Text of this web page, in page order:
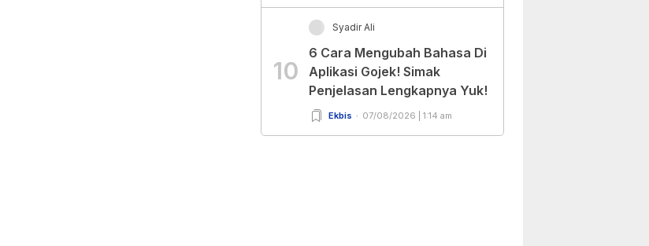
10
Syadir Ali
6 Cara Mengubah Bahasa Di
Aplikasi Gojek! Simak
Penjelasan Lengkapnya Yuk!
Ekbis 07/08/2026 | 1:14 am